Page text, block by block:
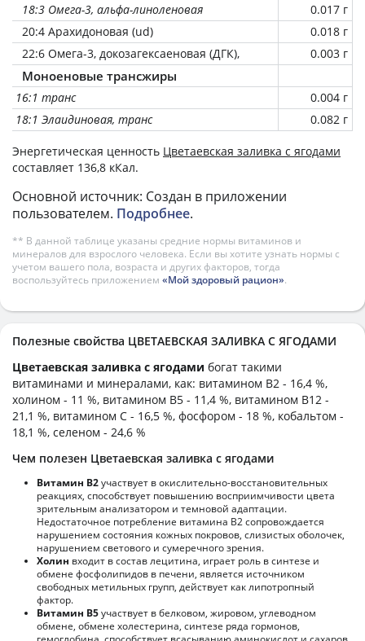
18:3 Омега-3, альфа-линоленовая
0.017 г
20:4 Арахидоновая (ud)
0.018 г
22:6 Омега-3, докозагексаеновая (ДГК),
0.003 г
Моноеновые трансжиры
16:1 транс
0.004 г
18:1 Элаидиновая, транс
0.082 г
Энергетическая ценность Цветаевская заливка с ягодами
составляет 136,8 кКал.
Основной источник: Создан в приложении
пользователем. Подробнее.
** В данной таблице указаны средние нормы витаминов и
минералов для взрослого человека. Если вы хотите узнать нормы с
учетом вашего пола, возраста и других факторов, тогда
воспользуйтесь приложением «Мой здоровый рацион».
Полезные свойства ЦВЕТАЕВСКАЯ ЗАЛИВКА С ЯГОДАМИ
Цветаевская заливка с ягодами богат такими
витаминами и минералами, как: витамином B2 - 16,4 %,
холином - 11 %, витамином B5 - 11,4 %, витамином B12 -
21,1 %, витамином C - 16,5 %, фосфором - 18 %, кобальтом -
18,1 %, селеном - 24,6 %
Чем полезен Цветаевская заливка с ягодами
Витамин В2участвует в окислительно-восстановительных
реакциях, способствует повышению восприимчивости цвета
зрительным анализатором и темновой адаптации.
Недостаточное потребление витамина В2 сопровождается
нарушением состояния кожных покровов, слизистых оболочек,
нарушением светового и сумеречного зрения.
Холин входит в состав лецитина, играет роль в синтезе и
обмене фосфолипидов в печени, является источником
свободных метильных групп, действует как липотропный
фактор.
Витамин В5участвует в белковом, жировом, углеводном
обмене, обмене холестерина, синтезе ряда гормонов,